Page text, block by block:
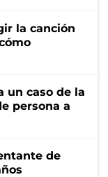
la canción
un caso de la
persona a
de